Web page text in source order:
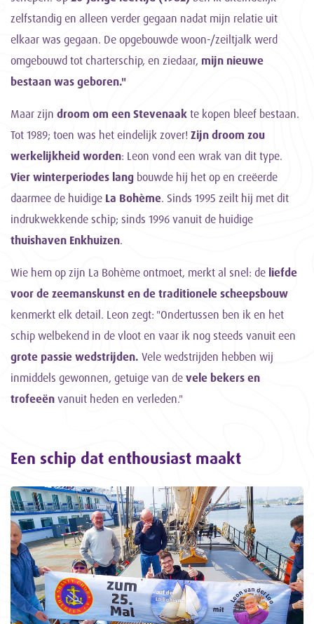
zelfstandig en alleen verder gegaan nadat mijn relatie uit
elkaar was gegaan. De opgebouwde woon-/zeiltjalk werd
omgebouwd tot charterschip, en ziedaar, mijn nieuwe
bestaan was geboren."
Maar zijn droom om een Stevenaak te kopen bleef bestaan.
Tot 1989; toen was het eindelijk zover! Zijn droom zou
werkelijkheid worden: Leon vond een wrak van dit type.
Vier winterperiodes lang bouwde hij het op en creëerde
daarmee de huidige La Bohème. Sinds 1995 zeilt hij met dit
indrukwekkende schip; sinds 1996 vanuit de huidige
thuishaven Enkhuizen.
Wie hem op zijn La Bohème ontmoet, merkt al snel: de liefde
voor de zeemanskunst en de traditionele scheepsbouw
kenmerkt elk detail. Leon zegt: "Ondertussen ben ik en het
schip welbekend in de vloot en vaar ik nog steeds vanuit een
grote passie wedstrijden. Vele wedstrijden hebben wij
inmiddels gewonnen, getuige van de vele bekers en
trofeeën vanuit heden en verleden."
Een schip dat enthousiast maakt